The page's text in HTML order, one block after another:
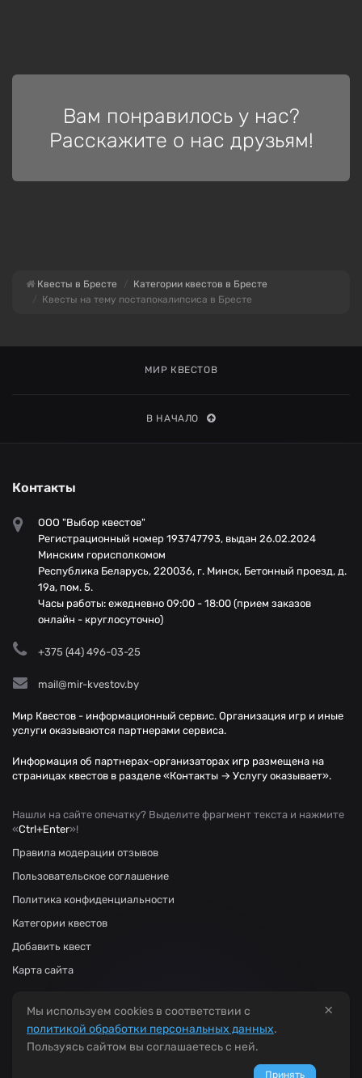
Вам понравилось у нас?
Расскажите о нас друзьям!
Квесты в Бресте
Категории квестов в Бресте
Квесты на тему постапокалипсиса в Бресте
МИР КВЕСТОВ
В НАЧАЛО
Контакты
ООО "Выбор квестов"
Регистрационный номер 193747793, выдан 26.02.2024
Минским горисполкомом
Республика Беларусь, 220036, г. Минск, Бетонный проезд, д.
19а, пом. 5.
Часы работы: ежедневно 09:00 - 18:00 (прием заказов
онлайн - круглосуточно)
+375 (44) 496-03-25
mail@mir-kvestov.by
Мир Квестов - информационный сервис. Организация игр и иные
услуги оказываются партнерами сервиса.
Информация об партнерах-организаторах игр размещена на
страницах квестов в разделе «Контакты → Услугу оказывает».
Нашли на сайте опечатку? Выделите фрагмент текста и нажмите
«Ctrl+Enter»!
Правила модерации отзывов
Пользовательское соглашение
Политика конфиденциальности
Категории квестов
Добавить квест
Карта сайта
×
Мы используем cookies в соответствии с
политикой обработки персональных данных.
Пользуясь сайтом вы соглашаетесь с ней.
Принять